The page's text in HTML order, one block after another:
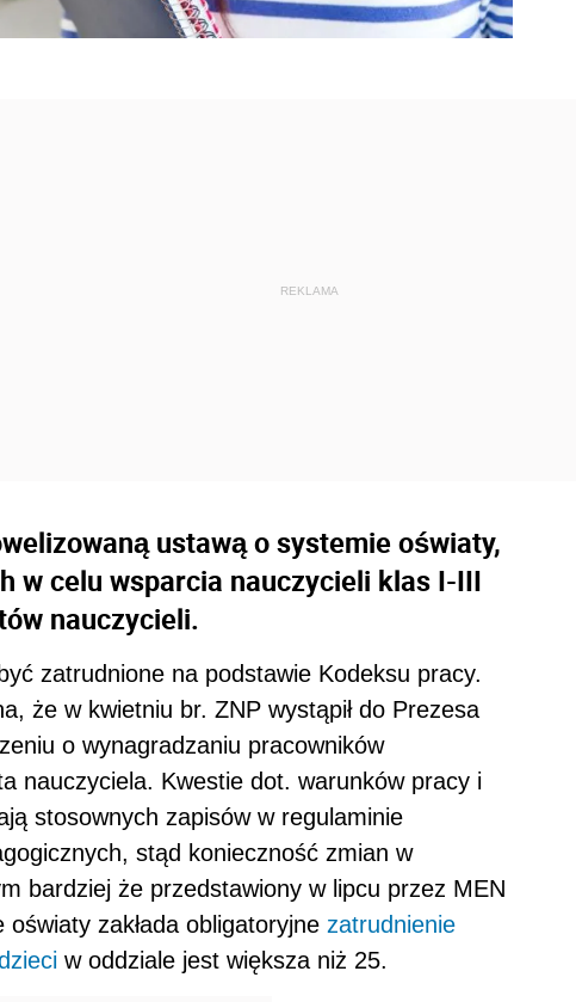
ustawą o systemie oświaty,
w celu wsparcia nauczycieli klas I-III
nauczycieli.
zatrudnione na podstawie Kodeksu pracy.
że w kwietniu br. ZNP wystąpił do Prezesa
o wynagradzaniu pracowników
nauczyciela. Kwestie dot. warunków pracy i
stosownych zapisów w regulaminie
stąd konieczność zmian w
bardziej że przedstawiony w lipcu przez MEN
zakłada obligatoryjne zatrudnienie
w oddziale jest większa niż 25.